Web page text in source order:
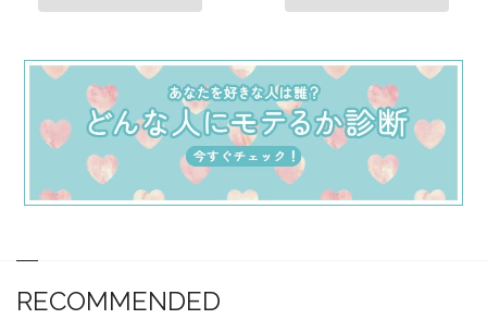
RECOMMENDED